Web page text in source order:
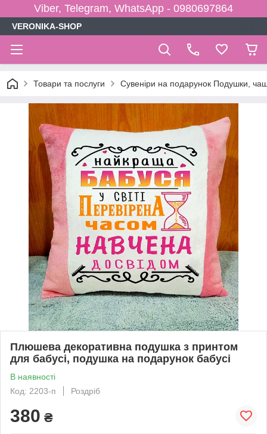
Viber, Telegram, WhatsApp - 0980697864
VERONIKA-SHOP
Товари та послуги Сувеніри на подарунок Подушки,
Плюшева декоративна подушка з принтом
для бабусі, подушка на подарунок бабусі
В наявності
Код: 2203-п
Роздріб
380 ₴